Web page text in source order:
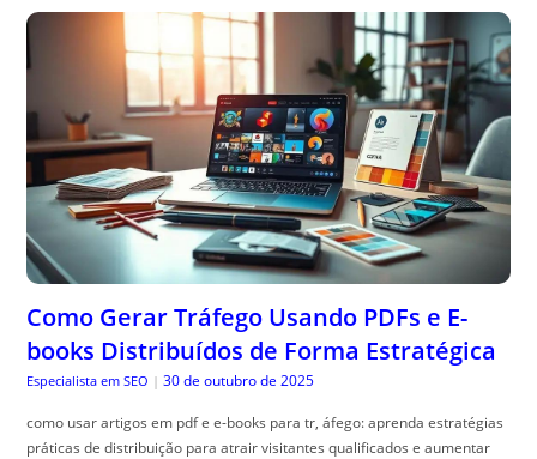
Como Gerar Tráfego Usando PDFs e E-
books Distribuídos de Forma Estratégica
Especialista em SEO | 30 de outubro de 2025
como usar artigos em pdf e e-books para tr, áfego: aprenda estratégias
práticas de distribuição para atrair visitantes qualificados e aumentar